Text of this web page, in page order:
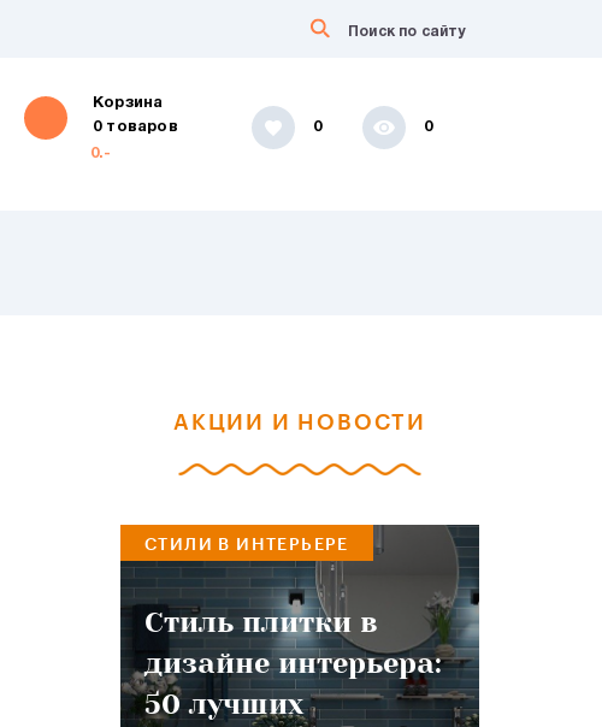
Корзина
0 товаров
0.-
0 0
АКЦИИ И НОВОСТИ
СТИЛИ В ИНТЕРЬЕРЕ
Стиль плитки в
дизайне интерьера:
50 лучших